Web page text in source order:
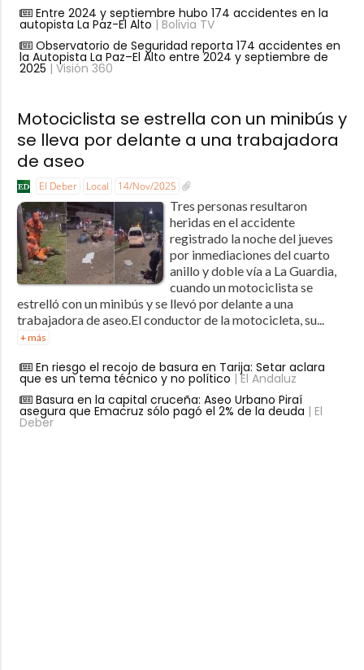
Entre 2024 y septiembre hubo 174 accidentes en la
autopista La Paz-El Alto | Bolivia TV
Observatorio de Seguridad reporta 174 accidentes en
la Autopista La Paz–El Alto entre 2024 y septiembre de
2025 | Visión 360
Motociclista se estrella con un minibús y
se lleva por delante a una trabajadora
de aseo
El Deber Local 14/Nov/2025
Tres personas resultaron
heridas en el accidente
registrado la noche del jueves
por inmediaciones del cuarto
anillo y doble vía a La Guardia,
cuando un motociclista se
estrelló con un minibús y se llevó por delante a una
trabajadora de aseo.El conductor de la motocicleta, su...
+ más
En riesgo el recojo de basura en Tarija: Setar aclara
que es un tema técnico y no político | El Andaluz
Basura en la capital cruceña: Aseo Urbano Piraí
asegura que Emacruz sólo pagó el 2% de la deuda | El
Deber